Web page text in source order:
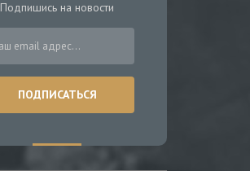
Подпишись на новости